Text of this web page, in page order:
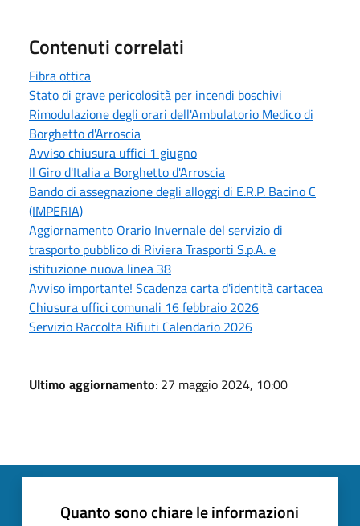
Contenuti correlati
Fibra ottica
Stato di grave pericolosità per incendi boschivi
Rimodulazione degli orari dell'Ambulatorio Medico di
Borghetto d'Arroscia
Avviso chiusura uffici 1 giugno
Il Giro d'Italia a Borghetto d'Arroscia
Bando di assegnazione degli alloggi di E.R.P. Bacino C
(IMPERIA)
Aggiornamento Orario Invernale del servizio di
trasporto pubblico di Riviera Trasporti S.p.A. e
istituzione nuova linea 38
Avviso importante! Scadenza carta d'identità cartacea
Chiusura uffici comunali 16 febbraio 2026
Servizio Raccolta Rifiuti Calendario 2026
Ultimo aggiornamento: 27 maggio 2024, 10:00
Quanto sono chiare le informazioni